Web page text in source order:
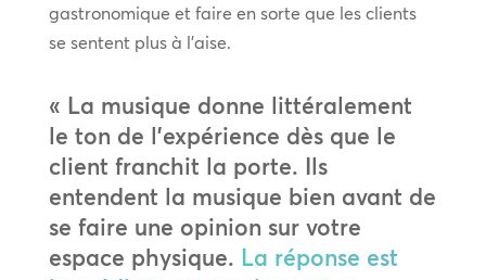
gastronomique et faire en sorte que les clients
se sentent plus à l’aise.
« La musique donne littéralement
le ton de l’expérience dès que le
client franchit la porte. Ils
entendent la musique bien avant de
se faire une opinion sur votre
espace physique. La réponse est